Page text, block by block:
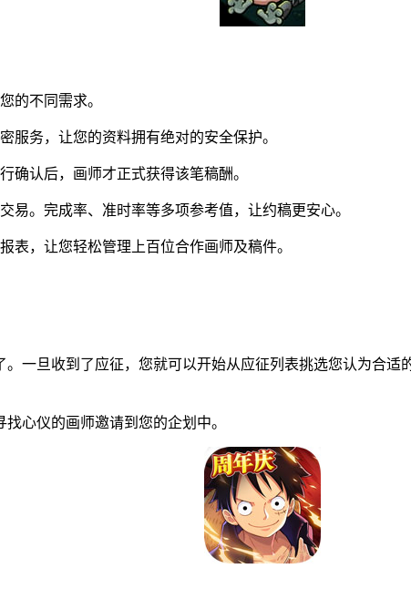
的不同需求。
务，让您的资料拥有绝对的安全保护。
认后，画师才正式获得该笔稿酬。
。完成率、准时率等多项参考值，让约稿更安心。
，让您轻松管理上百位合作画师及稿件。
旦收到了应征，您就可以开始从应征列表挑选您认为合适
心仪的画师邀请到您的企划中。